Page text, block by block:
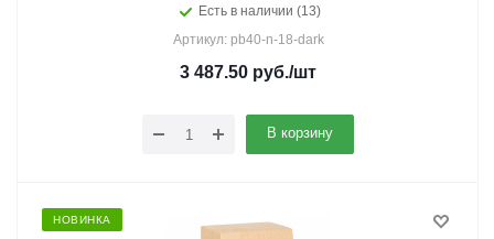
Есть в наличии (13)
Артикул: pb40-n-18-dark
3 487.50 руб./шт
В корзину
НОВИНКА